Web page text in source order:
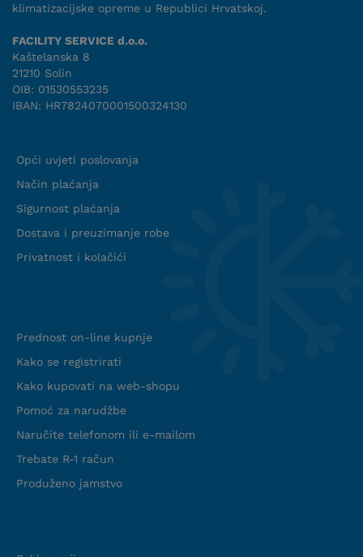
klimatizacijske opreme u Republici Hrvatskoj.
FACILITY SERVICE d.o.o.
Kaštelanska 8
21210 Solin
OIB: 01530553235
IBAN: HR7824070001500324130
Opći uvjeti poslovanja
Način plaćanja
Sigurnost plaćanja
Dostava i preuzimanje robe
Privatnost i kolačići
Prednost on-line kupnje
Kako se registrirati
Kako kupovati na web-shopu
Pomoć za narudžbe
Naručite telefonom ili e-mailom
Trebate R-1 račun
Produženo jamstvo